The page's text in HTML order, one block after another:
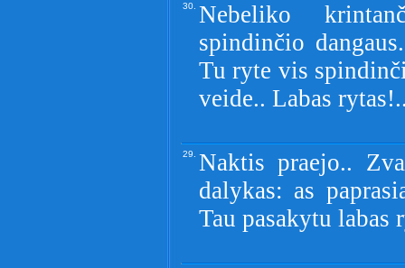
30. Nebeliko
spindinčio
Tu ryte vis
veide.. Labas
29. Naktis praejo..
dalykas: as
Tau pasakytu labas